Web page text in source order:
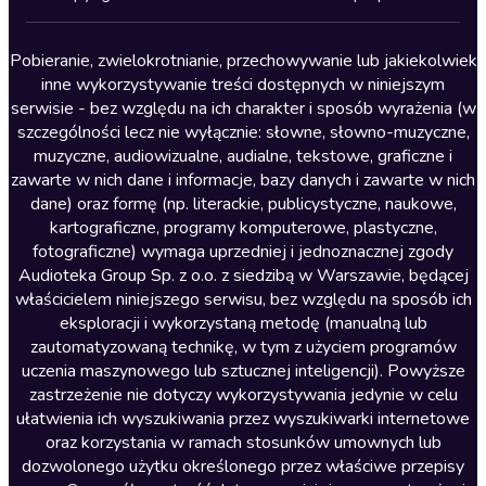
Lektury szkolne
Literatura anglojęzyczna
Literatura faktu
Literatura obyczajowa
Literatura piękna obca
Literatura piękna polska
Nagrania relaksacyjne
Nauka języków
Nauki humanistyczne
Podcasty i audycje
Polityka
Prasa
Religia
Pobieranie, zwielokrotnianie, przechowywanie lub jakiekolwiek
inne wykorzystywanie treści dostępnych w niniejszym
serwisie - bez względu na ich charakter i sposób wyrażenia (w
szczególności lecz nie wyłącznie: słowne, słowno-muzyczne,
muzyczne, audiowizualne, audialne, tekstowe, graficzne i
zawarte w nich dane i informacje, bazy danych i zawarte w nich
dane) oraz formę (np. literackie, publicystyczne, naukowe,
kartograficzne, programy komputerowe, plastyczne,
fotograficzne) wymaga uprzedniej i jednoznacznej zgody
Audioteka Group Sp. z o.o. z siedzibą w Warszawie, będącej
właścicielem niniejszego serwisu, bez względu na sposób ich
eksploracji i wykorzystaną metodę (manualną lub
zautomatyzowaną technikę, w tym z użyciem programów
uczenia maszynowego lub sztucznej inteligencji). Powyższe
zastrzeżenie nie dotyczy wykorzystywania jedynie w celu
ułatwienia ich wyszukiwania przez wyszukiwarki internetowe
oraz korzystania w ramach stosunków umownych lub
dozwolonego użytku określonego przez właściwe przepisy